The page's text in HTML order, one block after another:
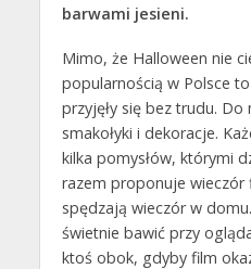
barwami jesieni.
Mimo, że Halloween nie
popularnością w Polsce
przyjęły się bez trudu. Do
smakołyki i dekoracje.
kilka pomysłów, którymi
razem proponuje
spędzają wieczór w
świetnie bawić przy
ktoś obok, gdyby film